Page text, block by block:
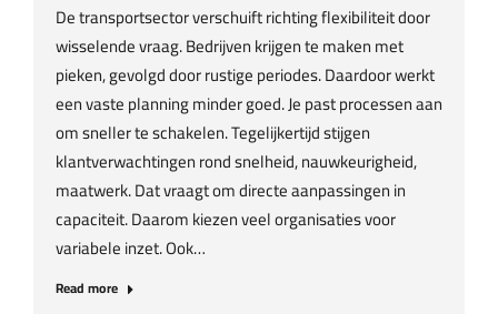
De transportsector verschuift richting flexibiliteit door
wisselende vraag. Bedrijven krijgen te maken met
pieken, gevolgd door rustige periodes. Daardoor werkt
een vaste planning minder goed. Je past processen aan
om sneller te schakelen. Tegelijkertijd stijgen
klantverwachtingen rond snelheid, nauwkeurigheid,
maatwerk. Dat vraagt om directe aanpassingen in
capaciteit. Daarom kiezen veel organisaties voor
variabele inzet. Ook…
Read more